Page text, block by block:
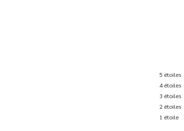
5 étoiles
4étoiles
3 étoiles
2 étoiles
1 étoile